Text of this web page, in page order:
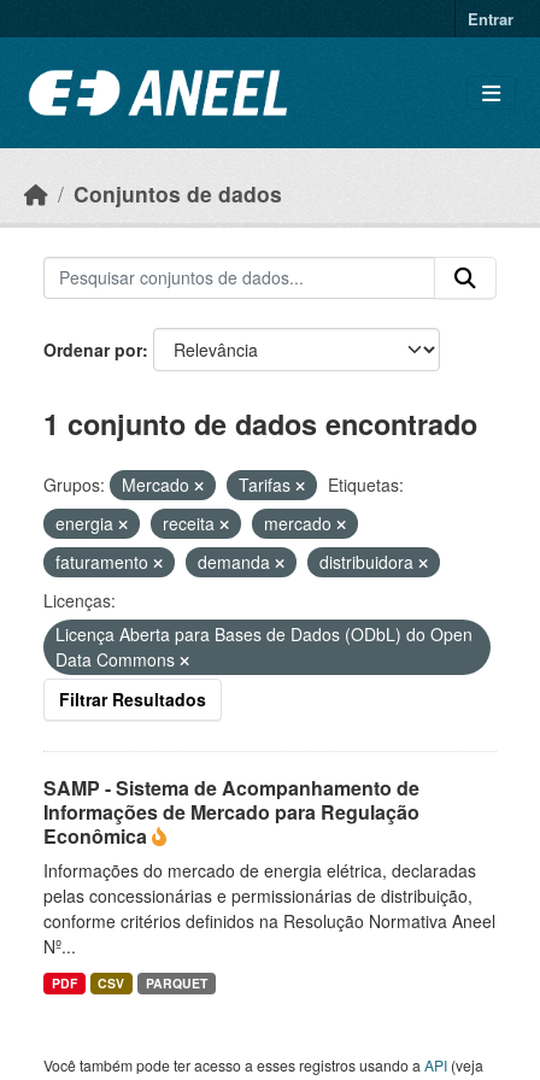
Entrar
Conjuntos de dados
Ordenar por
1 conjunto de dados encontrado
Grupos: Mercado Tarifas
Etiquetas:
energia
receita
mercado
faturamento
demanda
distribuidora
Licenças:
Licença Aberta para Bases de Dados (ODbL) do Open
Data Commons
Filtrar Resultados
SAMP - Sistema de Acompanhamento de
Informações de Mercado para Regulação
Econômica
Informações do mercado de energia elétrica, declaradas
pelas concessionárias e permissionárias de distribuição,
conforme critérios definidos na Resolução Normativa Aneel
Nº...
PDF CSV PARQUET
Você também pode ter acesso a esses registros usando a API (veja